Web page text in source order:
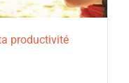
productivité